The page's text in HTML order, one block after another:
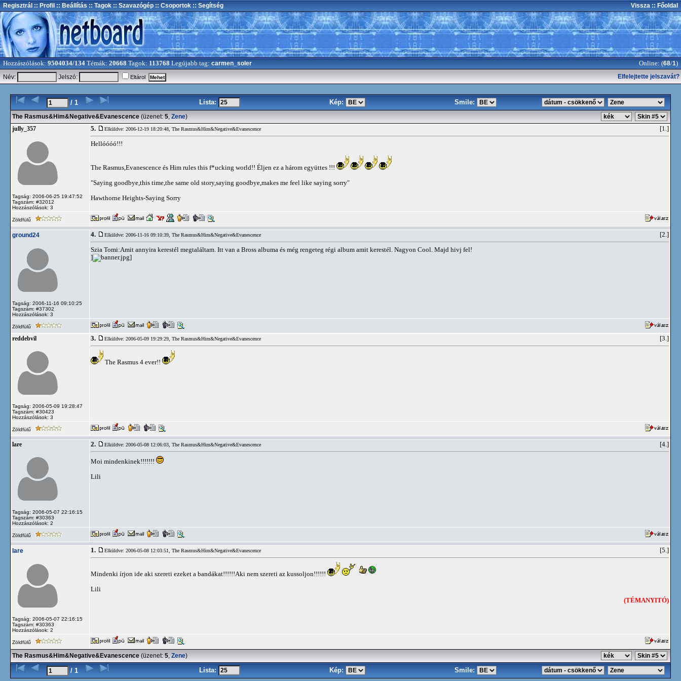
Regisztrál :: Profil :: Beállítás :: Tagok :: Szavazógép :: Csoportok :: Segítség Vissza :: Főoldal
Hozzászólások: 9504034/134 Témák: 20668 Tagok: 113768 Legújabb tag: carmen_soler Online: (68/1)
Név: Jelszó: Eltárol Elfelejtette jelszavát?
/ 1 Lista: Kép: Smile:
The Rasmus&Him&Negative&Evanescence (üzenet: 5, Zene)
jully_357
Tagság: 2006-06-25 19:47:52
Tagszám: #32012
Hozzászólások: 3
5. Elküldve: 2006-12-19 18:20:48, The Rasmus&Him&Negative&Evanescence [1.]
Hellóóóó!!!
The Rasmus,Evanescence és Him rules this f*ucking world!! Éljen ez a három együttes !!!
"Saying goodbye,this time,the same old story,saying goodbye,makes me feel like saying sorry"
Hawthorne Heights-Saying Sorry
Zöldfülű
ground24
Tagság: 2006-11-16 09:10:25
Tagszám: #37302
Hozzászólások: 3
4. Elküldve: 2006-11-16 09:10:39, The Rasmus&Him&Negative&Evanescence [2.]
Szia Tomi:Amit annyira kerestél megtaláltam. Itt van a Bross albuma és még rengeteg régi album amit kerestél. Nagyon Cool. Majd hivj fel!
]
]
Zöldfülű
reddebvil
Tagság: 2006-05-09 19:28:47
Tagszám: #30423
Hozzászólások: 3
3. Elküldve: 2006-05-09 19:29:29, The Rasmus&Him&Negative&Evanescence [3.]
The Rasmus 4 ever!!
Zöldfülű
lare
Tagság: 2006-05-07 22:16:15
Tagszám: #30363
Hozzászólások: 2
2. Elküldve: 2006-05-08 12:06:03, The Rasmus&Him&Negative&Evanescence [4.]
Moi mindenkinek!!!!!!!
Lili
Zöldfülű
lare
Tagság: 2006-05-07 22:16:15
Tagszám: #30363
Hozzászólások: 2
1. Elküldve: 2006-05-08 12:03:51, The Rasmus&Him&Negative&Evanescence [5.]
Mindenki írjon ide aki szereti ezeket a bandákat!!!!!!Aki nem szereti az kussoljon!!!!!!
Lili
(TÉMANYITÓ)
Zöldfülű
The Rasmus&Him&Negative&Evanescence (üzenet: 5, Zene)
/ 1 Lista: Kép: Smile: